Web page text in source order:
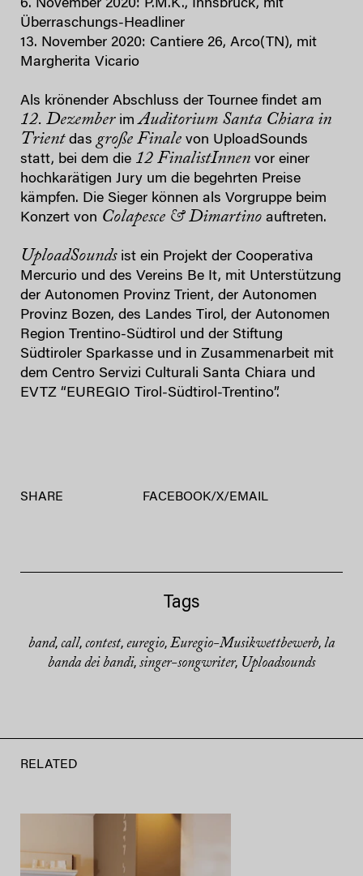
6. November 2020​: ​P.M.K., Innsbruck​, mit
Überraschungs-Headliner
13. November 2020​: ​Cantiere 26, Arco​(TN), mit
Margherita Vicario
Als krönender Abschluss der Tournee findet am
12. DezemberimAuditorium Santa Chiara in
Trientdas große Finale von UploadSounds
statt, bei dem die 12 FinalistInnen vor einer
hochkarätigen Jury um die begehrten Preise
kämpfen. Die Sieger können als Vorgruppe beim
Konzert von Colapesce & Dimartino auftreten.
UploadSoundsist ein Projekt der Cooperativa
Mercurio und des Vereins Be It, mit Unterstützung
der Autonomen Provinz Trient, der Autonomen
Provinz Bozen, des Landes Tirol, der Autonomen
Region Trentino-Südtirol und der Stiftung
Südtiroler Sparkasse und in Zusammenarbeit mit
dem Centro Servizi Culturali Santa Chiara und
EVTZ “EUREGIO Tirol-Südtirol-Trentino”.
SHARE FACEBOOK/X/ EMAIL
Tags
band, call, contest, euregio, Euregio-Musikwettbewerb, la
banda dei bandi, singer-songwriter, Uploadsounds
RELATED